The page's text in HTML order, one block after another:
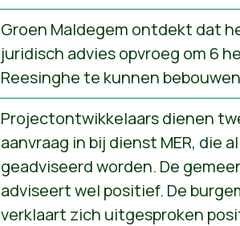
Groen Maldegem ontdekt dat
juridisch advies opvroeg om 6
Reesinghe te kunnen
Projectontwikkelaars dienen
aanvraag in bij dienst MER, die
geadviseerd worden. De
adviseert wel positief. De
verklaart zich uitgesproken